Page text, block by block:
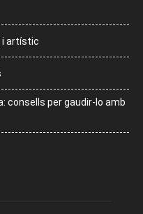
i artístic
consells per gaudir-lo amb